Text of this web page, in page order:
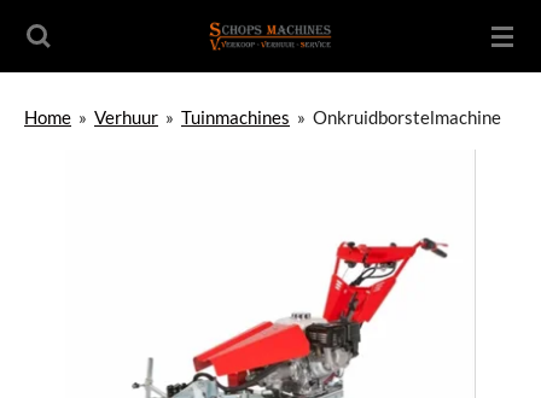
Ga
direct
deHome » Verhuur » Tuinmachines » Onkruidborstelmachine